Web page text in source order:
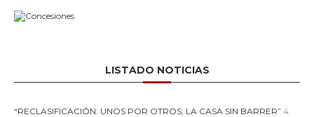
LISTADO NOTICIAS
“RECLASIFICACIÓN: UNOS POR OTROS, LA CASA SIN BARRER” 4